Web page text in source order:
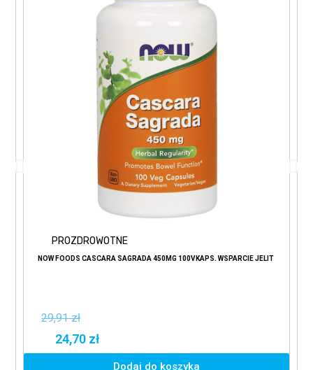
PROZDROWOTNE
NOW FOODS CASCARA SAGRADA 450MG 100VKAPS. WSPARCIE JELIT
29,91 zł
24,70 zł
Dodaj do koszyka